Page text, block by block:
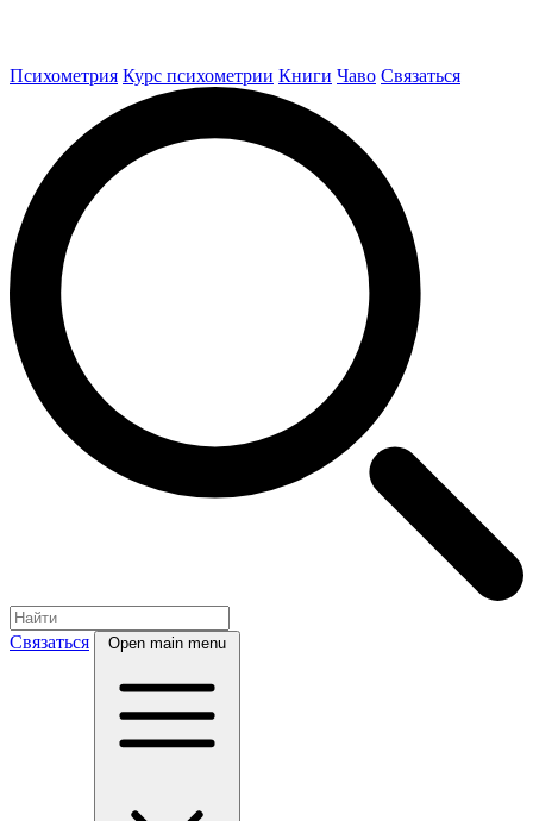
Психометрия Курс психометрии Книги Чаво Связаться
Связаться Open main menu